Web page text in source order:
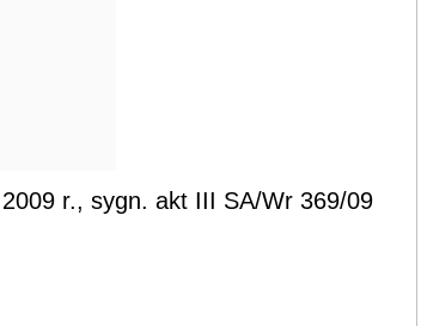
r., sygn. akt III SA/Wr 369/09